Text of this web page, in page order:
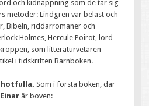
och kidnappning som de tar sig
metoder: Lindgren var beläst och
Bibeln, riddarromaner och
Holmes, Hercule Poirot, lord
som litteraturvetaren
i tidskriften Barnboken.
Som i första boken, där
Einar är boven: